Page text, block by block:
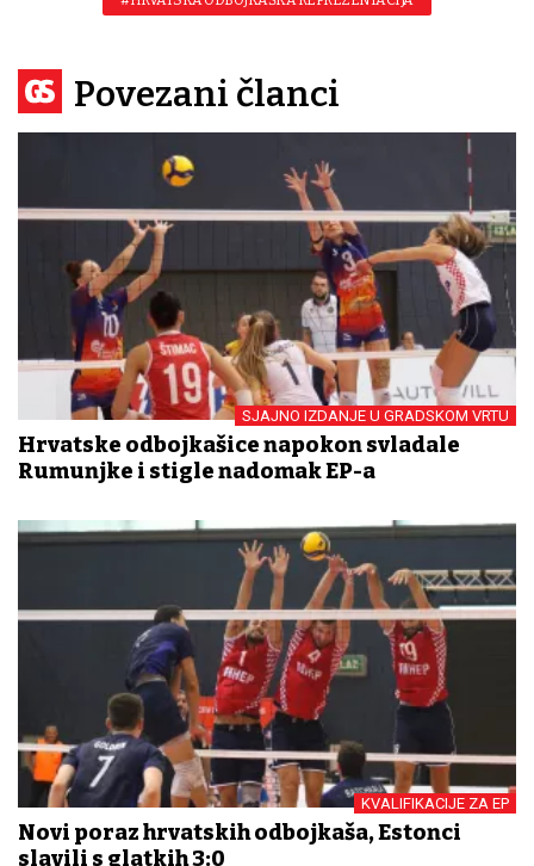
Povezani članci
SJAJNO IZDANJE U GRADSKOM VRTU
Hrvatske odbojkašice napokon svladale
Rumunjke i stigle nadomak EP-a
KVALIFIKACIJE ZA EP
Novi poraz hrvatskih odbojkaša, Estonci
slavili s glatkih 3:0